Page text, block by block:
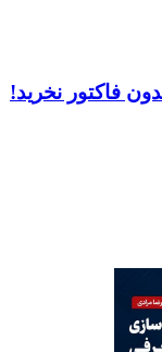
فاکتور نخرید!